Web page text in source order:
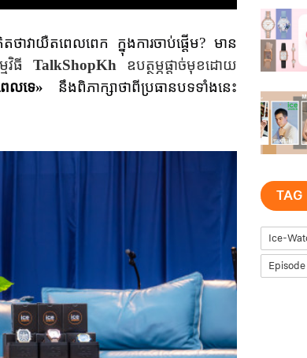
វាយឺតពេលពេក ក្នុងការចាប់ផ្តើម? មាន
មវិធី TalkShopKh ឧបត្ថម្ភផ្តាច់មុខដោយ
លទេ» នឹងពិភាក្សាថាពីប្រធានបទទាំងនេះ
TAG
Ice-